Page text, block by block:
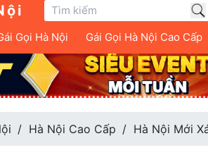
Gọi Hà Nội Gái Gọi Hà Nội Cao Cấp
Hà Nội Cao Cấp Hà Nội Mới